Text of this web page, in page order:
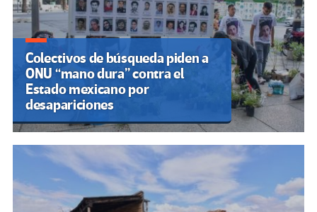
Colectivos de búsqueda piden a
ONU “mano dura” contra el
Estado mexicano por
desapariciones